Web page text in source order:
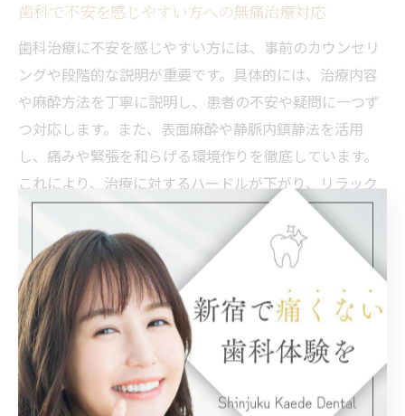
歯科で不安を感じやすい方への無痛治療対応
歯科治療に不安を感じやすい方には、事前のカウンセリ
ングや段階的な説明が重要です。具体的には、治療内容
や麻酔方法を丁寧に説明し、患者の不安や疑問に一つず
つ対応します。また、表面麻酔や静脈内鎮静法を活用
し、痛みや緊張を和らげる環境作りを徹底しています。
これにより、治療に対するハードルが下がり、リラック
スして受診できるようになります。
最新の無痛歯科治療が安心な理由を解説
最新の無痛歯科治療が安心できる理由は、科学的根拠に
基づく麻酔技術と、患者ごとの体質や希望に合わせたき
め細やかな対応にあります。例えば、電動麻酔器や静脈
内鎮静法は、専門的なトレーニングを受けた歯科医師が
慎重に実施するため、リスクを最小限に抑えながら高い